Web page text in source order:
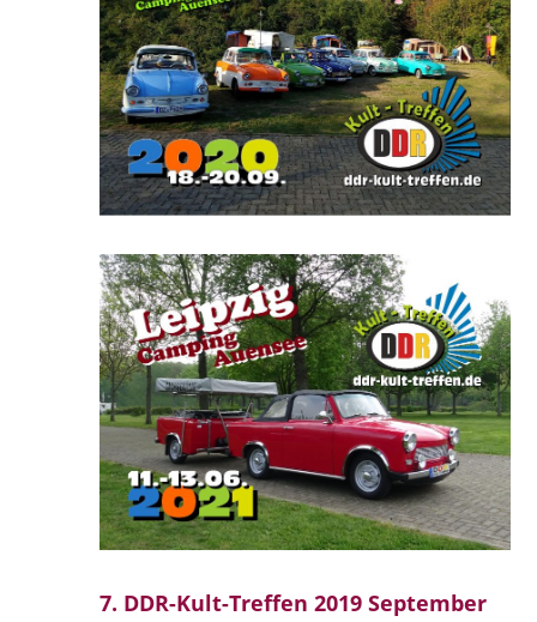
7. DDR-Kult-Treffen 2019 September